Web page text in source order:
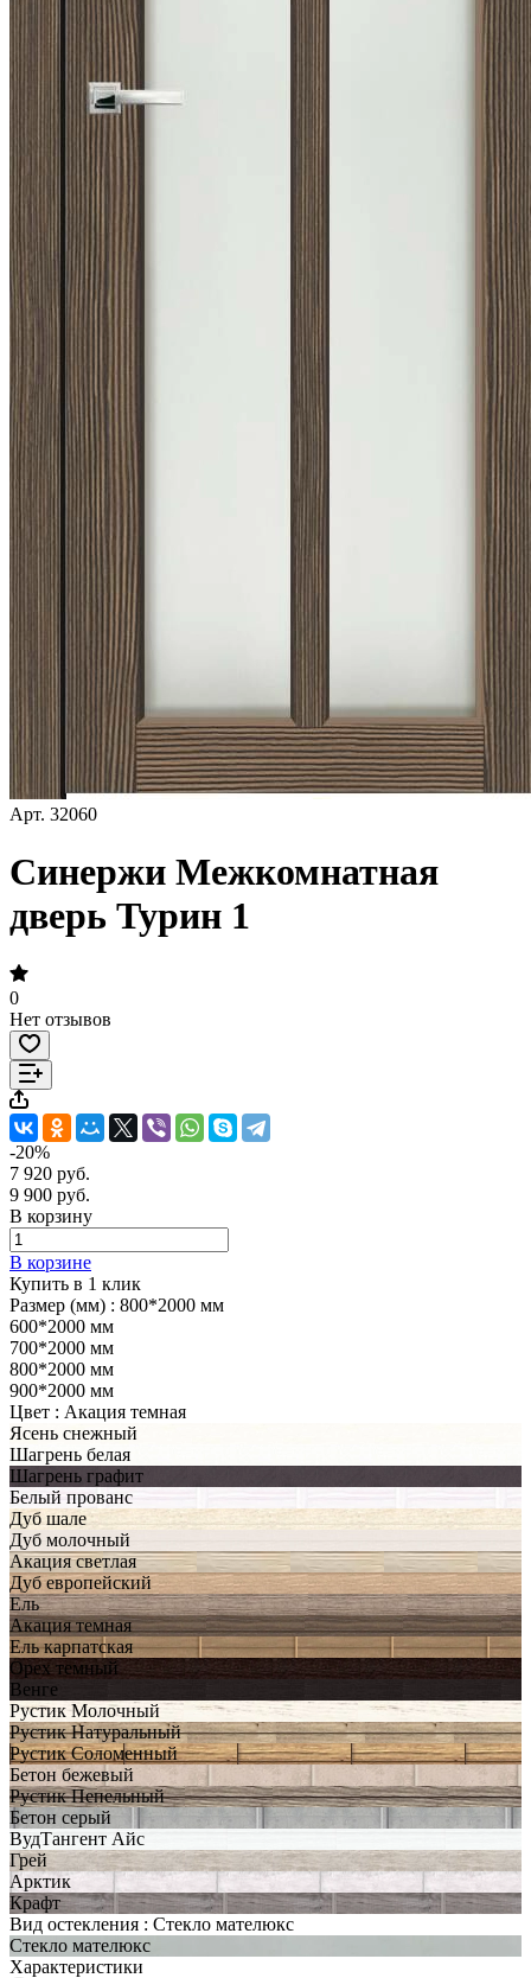
Арт. 32060
Синержи Межкомнатная
дверь Турин 1
0
Нет отзывов
-20%
7 920 руб.
9 900 руб.
В корзину
В корзине
Купить в 1 клик
Размер (мм) : 800*2000 мм
600*2000 мм
700*2000 мм
800*2000 мм
900*2000 мм
Цвет : Акация темная
Ясень снежный
Шагрень белая
Шагрень графит
Белый прованс
Дуб шале
Дуб молочный
Акация светлая
Дуб европейский
Ель
Акация темная
Ель карпатская
Орех темный
Венге
Рустик Молочный
Рустик Натуральный
Рустик Соломенный
Бетон бежевый
Рустик Пепельный
Бетон серый
ВудТангент Айс
Грей
Арктик
Крафт
Вид остекления : Стекло мателюкс
Стекло мателюкс
Характеристики